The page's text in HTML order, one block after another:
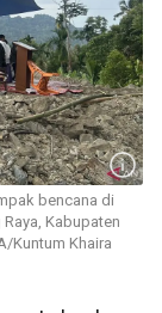
bencana di
Kabupaten
Kuntum Khaira